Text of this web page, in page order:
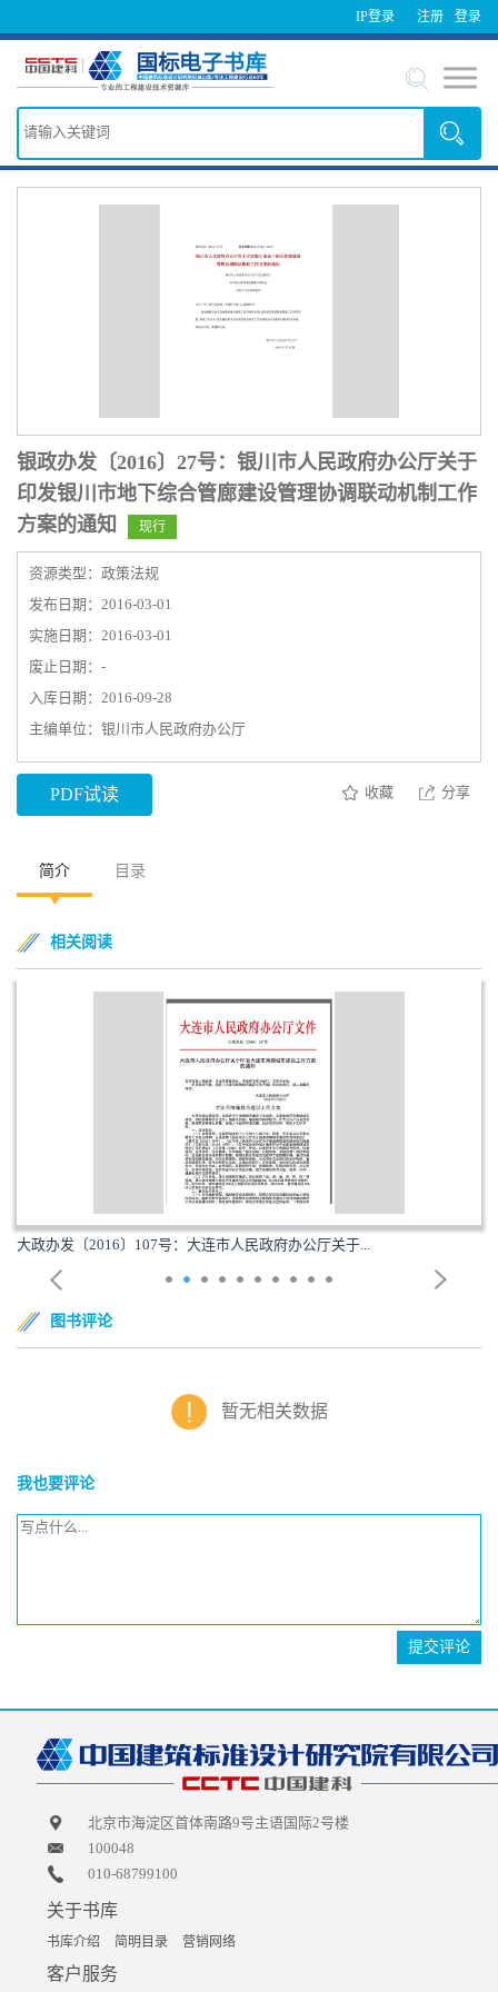
IP登录 登录
注册
银政办发〔2016〕27号：银川市人民政府办公厅关于
印发银川市地下综合管廊建设管理协调联动机制工作
方案的通知
现行
资源类型：政策法规
发布日期：2016-03-01
实施日期：2016-03-01
废止日期：-
入库日期：2016-09-28
主编单位：银川市人民政府办公厅
PDF试读 收藏 分享
简介 目录
相关阅读
大政办发〔2016〕107号：大连市人民政府办公厅关于...
图书评论
暂无相关数据
我也要评论
提交评论
北京市海淀区首体南路9号主语国际2号楼
100048
010-68799100
关于书库
书库介绍 简明目录 营销网络
客户服务